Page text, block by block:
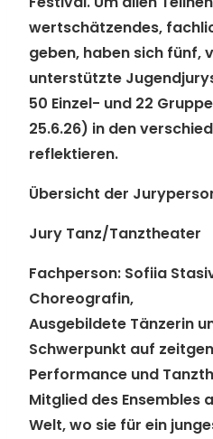
wertschätzendes,
geben, haben sich fünf,
unterstützte
50 Einzel- und 22
25.6.26) in den
reflektieren.
Übersicht der
Jury Tanz/Tanztheater
Fachperson: Sofiia
Choreografin,
Ausgebildete Tänzerin
Schwerpunkt auf
Performance und
Mitglied des Ensembles
Welt, wo sie für ein